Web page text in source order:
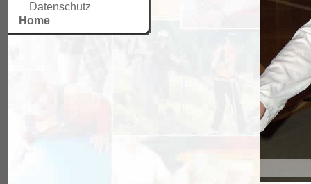
Datenschutz
Home